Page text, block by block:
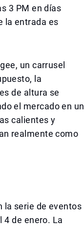
3 PM en días
la entrada es
un carrusel
la
de altura se
el mercado en un
calientes y
realmente como
la serie de eventos
4 de enero. La